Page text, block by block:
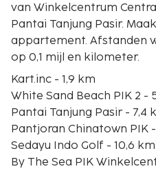
van Winkelcentrum
Pantai Tanjung Pasir.
appartement. Afstanden
op 0,1 mijl en kilometer.
Kart.inc - 1,9 km
White Sand Beach PIK 2 -
Pantai Tanjung Pasir - 7,4
Pantjoran Chinatown PIK
Sedayu Indo Golf - 10,6 km
By The Sea PIK